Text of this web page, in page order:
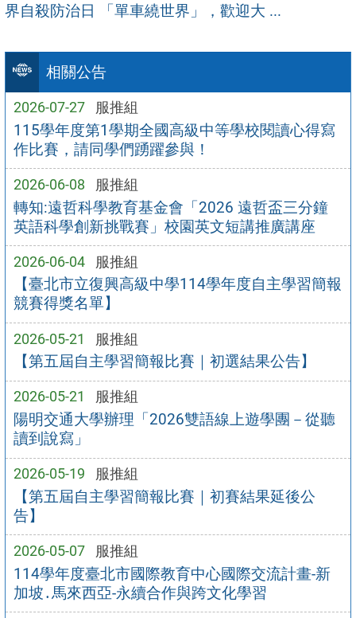
相關公告
2026-07-27 服推組
115學年度第1學期全國高級中等學校閱讀心得寫
作比賽，請同學們踴躍參與！
2026-06-08 服推組
轉知:遠哲科學教育基金會「2026 遠哲盃三分鐘
英語科學創新挑戰賽」校園英文短講推廣講座
2026-06-04 服推組
【臺北市立復興高級中學114學年度自主學習簡報
競賽得獎名單】
2026-05-21 服推組
【第五屆自主學習簡報比賽｜初選結果公告】
2026-05-21 服推組
陽明交通大學辦理「2026雙語線上遊學團－從聽
讀到說寫」
2026-05-19 服推組
【第五屆自主學習簡報比賽｜初賽結果延後公
告】
2026-05-07 服推組
114學年度臺北市國際教育中心國際交流計畫-新
加坡․馬來西亞-永續合作與跨文化學習
界自殺防治日 「單車繞世界」，歡迎大 ...